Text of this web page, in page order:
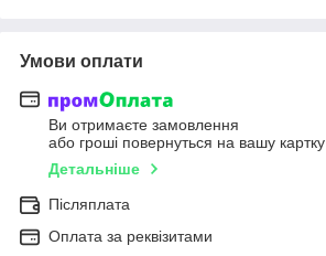
Умови оплати
Ви отримаєте замовлення
або гроші повернуться на вашу картку
Детальніше
Післяплата
Оплата за реквізитами